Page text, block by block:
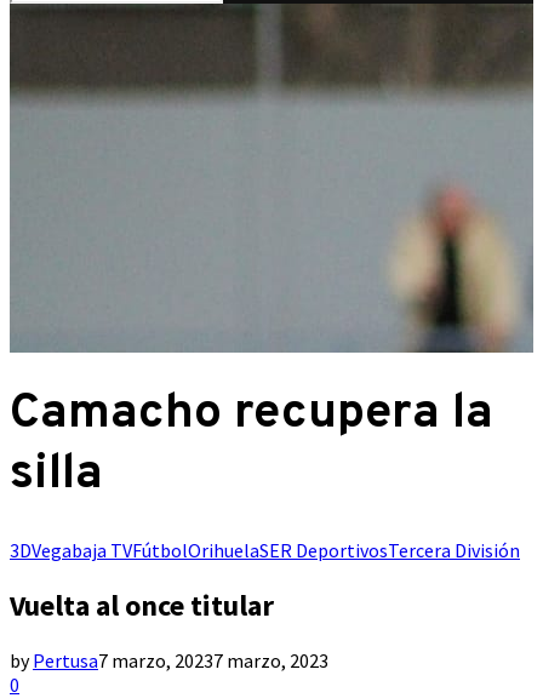
for:
Camacho recupera la
silla
3DVegabaja TVFútbolOrihuelaSER DeportivosTercera División
Vuelta al once titular
byPertusa7 marzo, 20237 marzo, 2023
0